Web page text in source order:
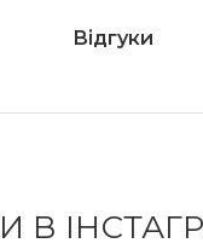
Відгуки
В